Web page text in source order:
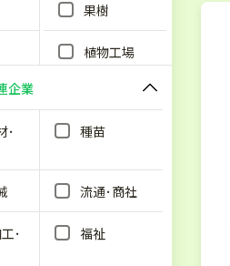
果樹
植物工場
企業
･
種苗
流通･商社
･
福祉